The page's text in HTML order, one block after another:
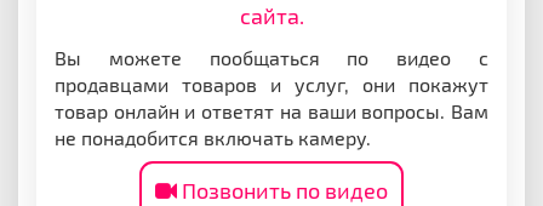
сайта.
Вы можете пообщаться по видео с
продавцами товаров и услуг, они покажут
товар онлайн и ответят на ваши вопросы. Вам
не понадобится включать камеру.
Позвонить по видео